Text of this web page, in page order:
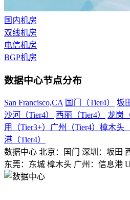
机柜租用
BGP机柜租用
自建T4级别数据中心
电信联通双线数据中心
电信机柜租用
电信直营数据中心
移动机柜租用
移动T4级数据中心
增值服务
国内机房
双线机房
电信机房
BGP机房
数据中心节点分布
San Francisco,CA 国门（Tier4） 坂
沙河（Tier4）
西丽（Tier4） 龙岗
用（Tier3+） 广州（Tier4） 樟木头
港（Tier4）
数据中心 北京：国门 深圳：坂田
东莞：东城 樟木头 广州：信息港